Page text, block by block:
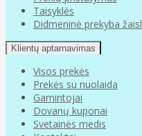
Taisyklės
Didmeninė prekyba
Klientų aptarnavimas
Visos prekės
Prekės su nuolaida
Gamintojai
Dovanų kuponai
Svetainės medis